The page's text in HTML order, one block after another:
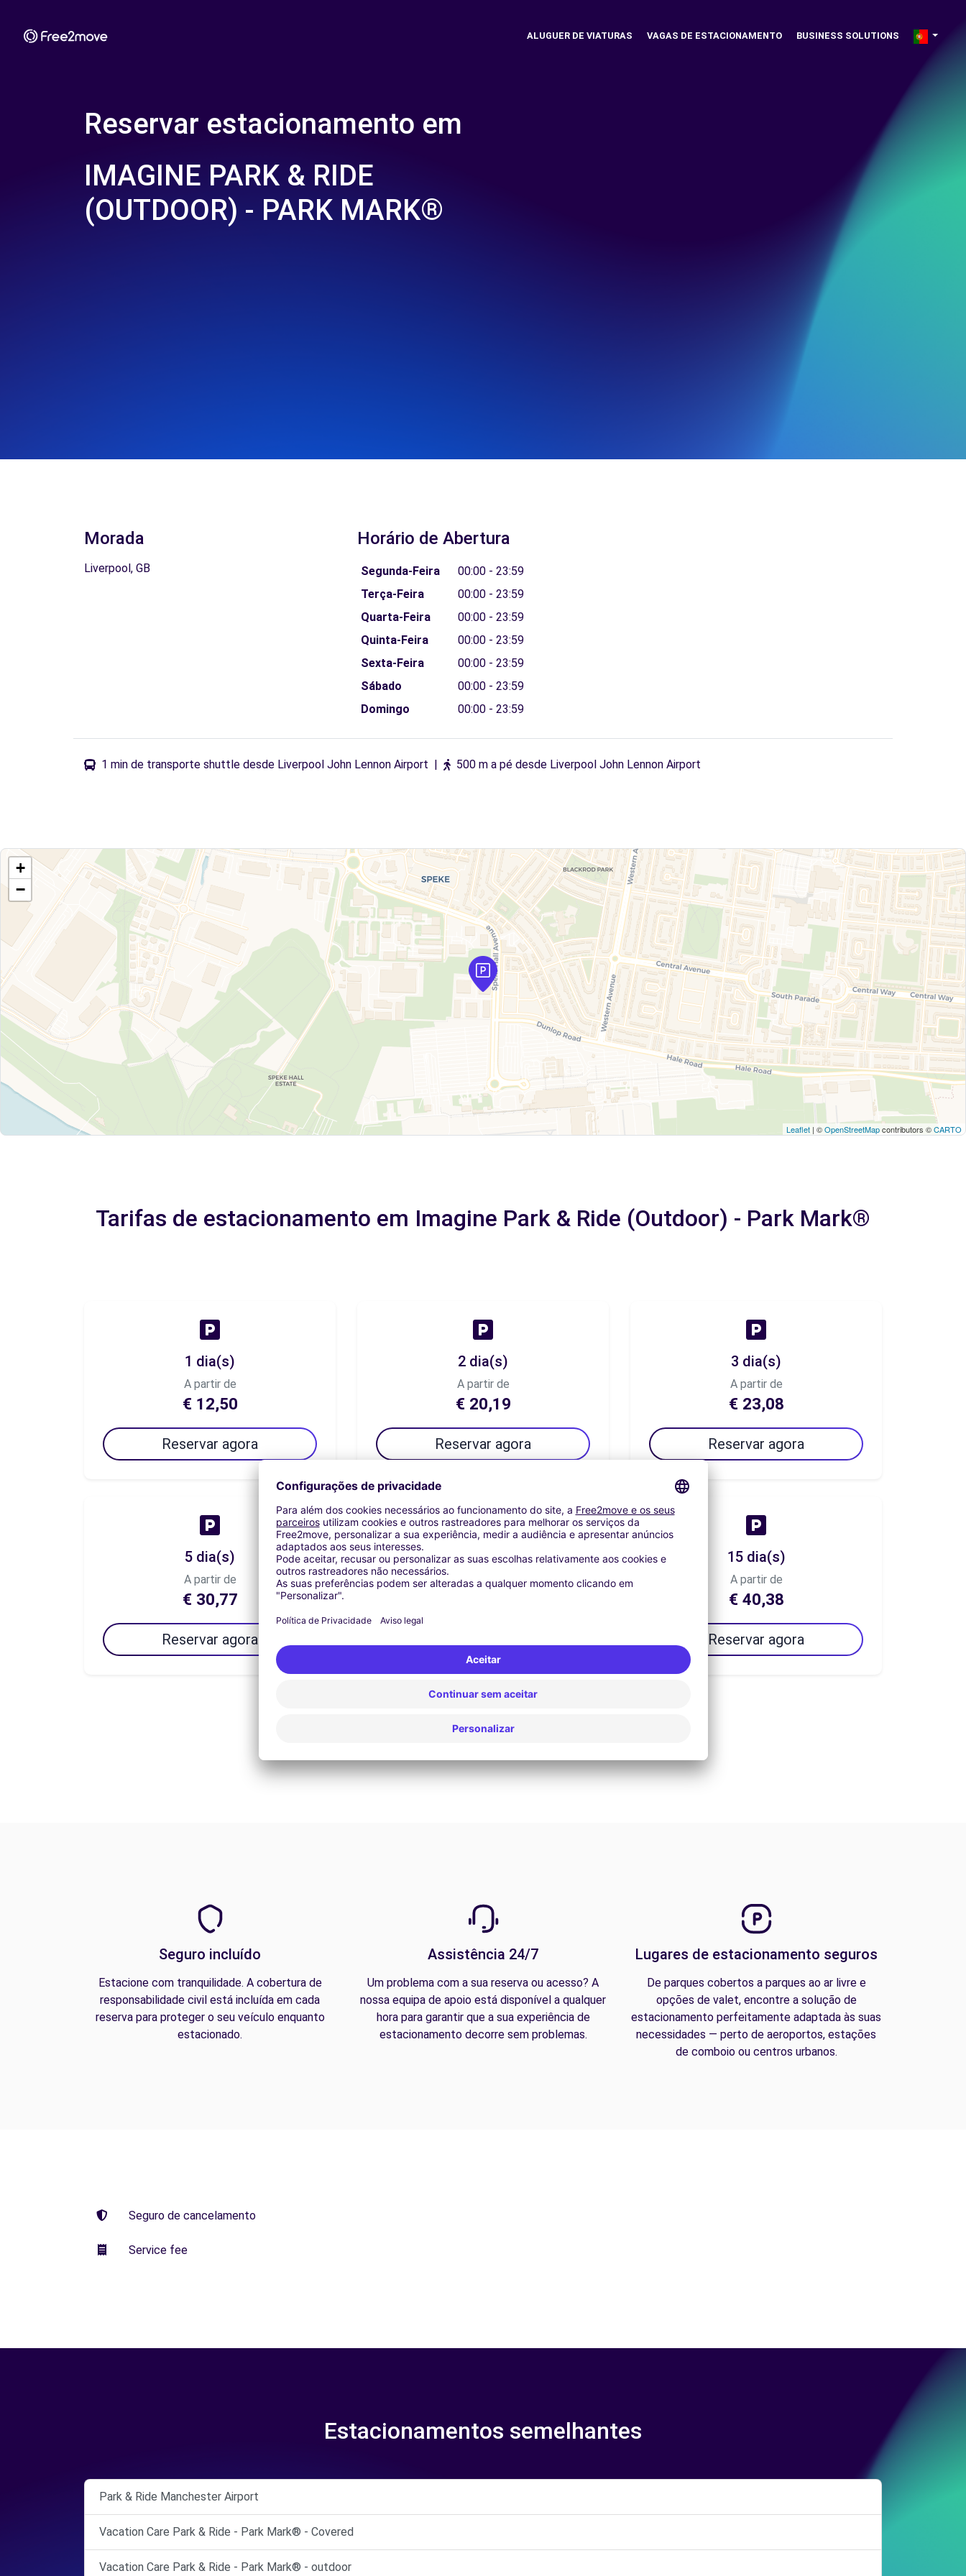
ALUGUER DE VIATURAS VAGAS DE ESTACIONAMENTO BUSINESS SOLUTIONS
Reservar estacionamento em
IMAGINE PARK & RIDE
(OUTDOOR) - PARK MARK®
Morada
Liverpool, GB
Horário de Abertura
Segunda-Feira
00:00 - 23:59
Terça-Feira
00:00 - 23:59
Quarta-Feira
00:00 - 23:59
Quinta-Feira
00:00 - 23:59
Sexta-Feira
00:00 - 23:59
Sábado
00:00 - 23:59
Domingo
00:00 - 23:59
1 min de transporte shuttle desde Liverpool John Lennon Airport | 500 m a pé desde Liverpool John Lennon Airport
+
−
Leaflet | ©OpenStreetMapcontributors ©CARTO
Tarifas de estacionamento em Imagine Park & Ride (Outdoor) - Park Mark®
1 dia(s)
A partir de
€ 12,50
Reservar agora
2 dia(s)
A partir de
€ 20,19
Reservar agora
3 dia(s)
A partir de
€ 23,08
Reservar agora
5 dia(s)
A partir de
€ 30,77
Reservar agora
7 dia(s)
A partir de
15 dia(s)
A partir de
€ 40,38
Reservar agora
Seguro incluído
Estacione com tranquilidade. A cobertura de
responsabilidade civil está incluída em cada
reserva para proteger o seu veículo enquanto
estacionado.
Assistência 24/7
Um problema com a sua reserva ou acesso? A
nossa equipa de apoio está disponível a qualquer
hora para garantir que a sua experiência de
estacionamento decorre sem problemas.
Lugares de estacionamento seguros
De parques cobertos a parques ao ar livre e
opções de valet, encontre a solução de
estacionamento perfeitamente adaptada às suas
necessidades — perto de aeroportos, estações
de comboio ou centros urbanos.
Seguro de cancelamento
Service fee
Estacionamentos semelhantes
Park & Ride Manchester Airport
Vacation Care Park & Ride - Park Mark® - Covered
Vacation Care Park & Ride - Park Mark® - outdoor